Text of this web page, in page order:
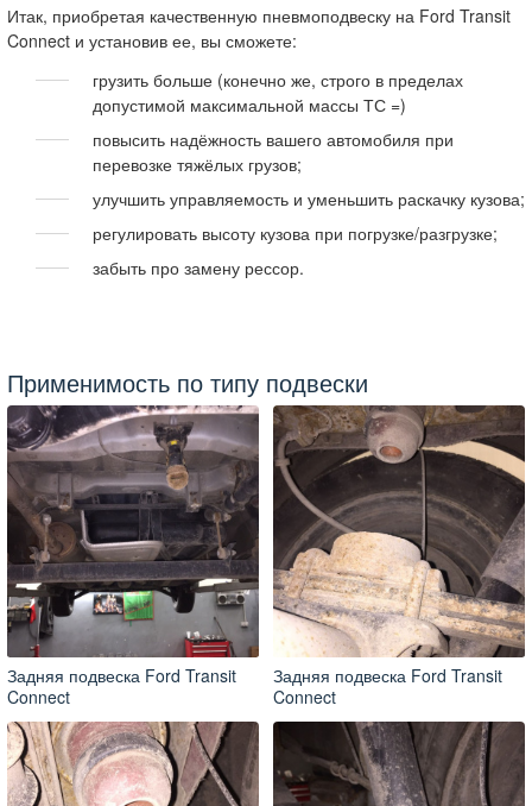
Итак, приобретая качественную пневмоподвеску на Ford Transit
Connect и установив ее, вы сможете:
грузить больше (конечно же, строго в пределах
допустимой максимальной массы ТС =)
повысить надёжность вашего автомобиля при
перевозке тяжёлых грузов;
улучшить управляемость и уменьшить раскачку кузова;
регулировать высоту кузова при погрузке/разгрузке;
забыть про замену рессор.
Применимость по типу подвески
Задняя подвеска Ford Transit
Connect
Задняя подвеска Ford Transit
Connect